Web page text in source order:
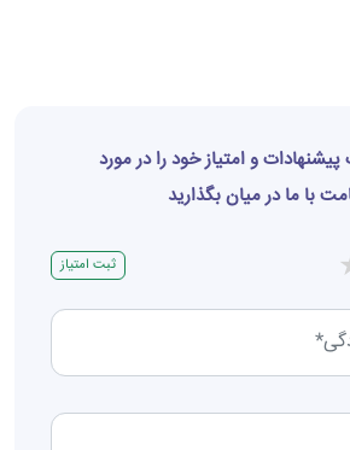
پیشنهادات و امتیاز خود را در مورد
با ما در میان بگذارید
ثبت امتیاز